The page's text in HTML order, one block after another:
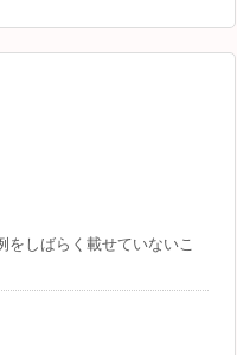
をしばらく載せていないこ